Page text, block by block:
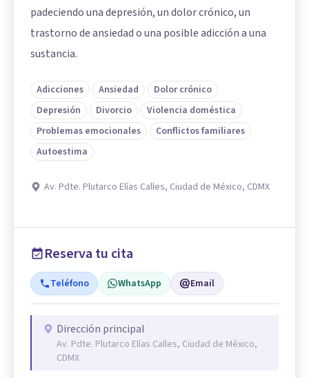
padeciendo una depresión, un dolor crónico, un
trastorno de ansiedad o una posible adicción a una
sustancia.
Adicciones Ansiedad
Dolor crónico
Depresión
Divorcio
Violencia doméstica
Problemas emocionales
Conflictos familiares
Autoestima
Av. Pdte. Plutarco Elías Calles, Ciudad de México, CDMX
Reserva tu cita
Teléfono WhatsApp Email
Dirección principal
Av. Pdte. Plutarco Elías Calles, Ciudad de México,
CDMX